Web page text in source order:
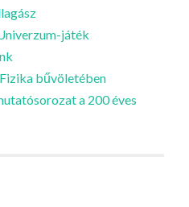
játék
bűvöletében
a 200 éves